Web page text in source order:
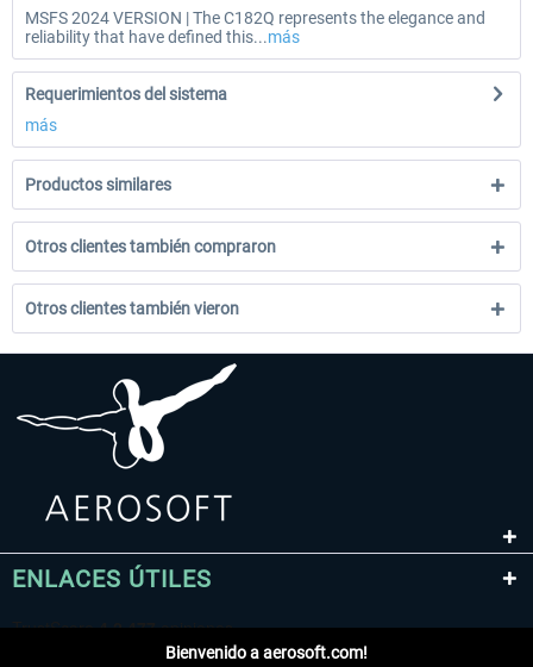
MSFS 2024 VERSION | The C182Q represents the elegance and
reliability that have defined this...más
Requerimientos del sistema
más
Productos similares
Otros clientes también compraron
Otros clientes también vieron
ENLACES ÚTILES
Bienvenido a aerosoft.com!